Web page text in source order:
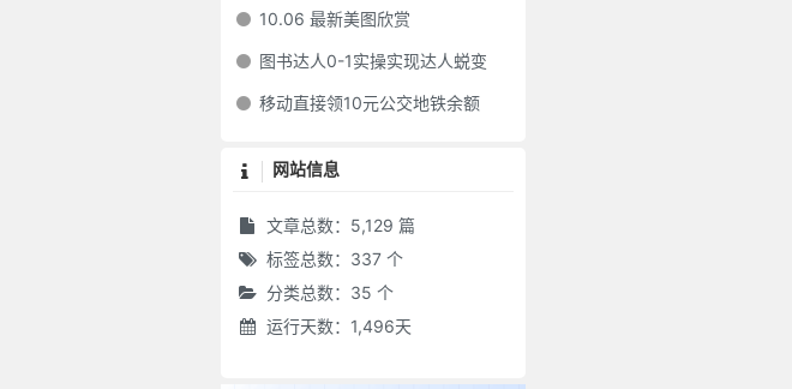
10.06 最新美图欣赏
图书达人0-1实操实现达人蜕变
移动直接领10元公交地铁余额
网站信息
文章总数：5,129 篇
标签总数：337 个
分类总数：35 个
运行天数：1,496天